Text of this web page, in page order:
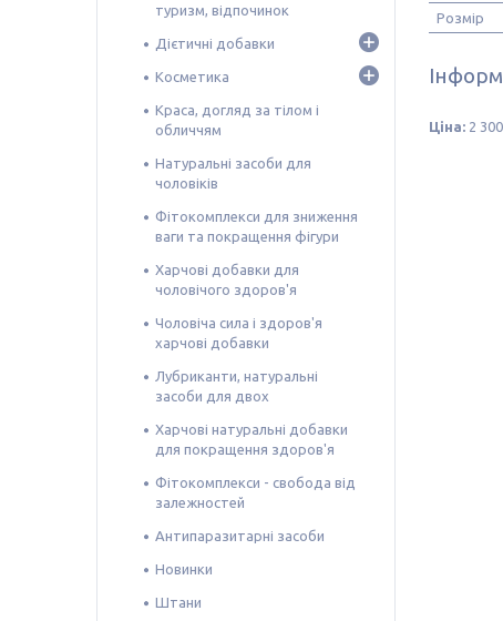
Розмір
Ціна: 2
туризм, відпочинок
Дієтичні добавки
Косметика
Краса, догляд за тілом і
обличчям
Натуральні засоби для
чоловіків
Фітокомплекси для зниження
ваги та покращення фігури
Харчові добавки для
чоловічого здоров'я
Чоловіча сила і здоров'я
харчові добавки
Лубриканти, натуральні
засоби для двох
Харчові натуральні добавки
для покращення здоров'я
Фітокомплекси - свобода від
залежностей
Антипаразитарні засоби
Новинки
Штани